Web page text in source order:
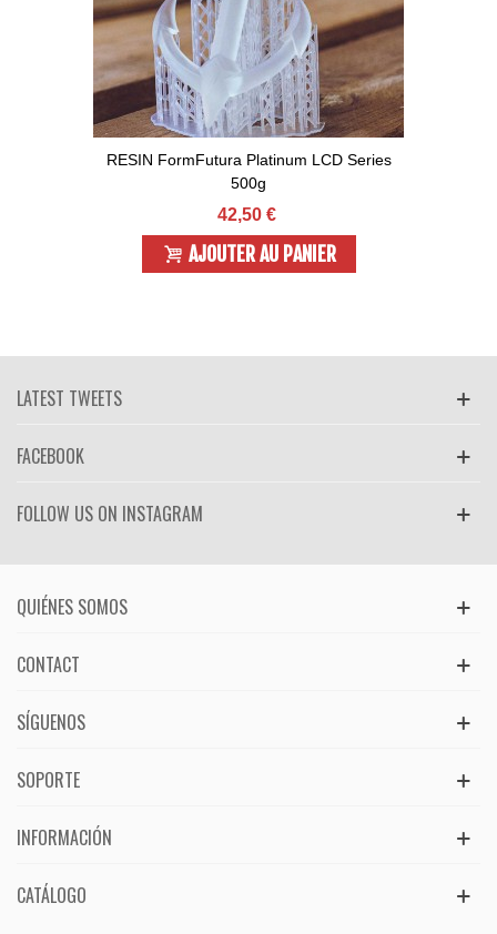
RESIN FormFutura Platinum LCD Series
500g
42,50 €
AJOUTER AU PANIER
LATEST TWEETS
FACEBOOK
FOLLOW US ON INSTAGRAM
QUIÉNES SOMOS
CONTACT
SÍGUENOS
SOPORTE
INFORMACIÓN
CATÁLOGO